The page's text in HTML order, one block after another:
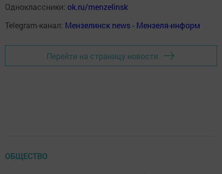
Одноклассники: ok.ru/menzelinsk
Telegram-канал: Мензелинск news - Мензеля-информ
Перейти на страницу новости
ОБЩЕСТВО